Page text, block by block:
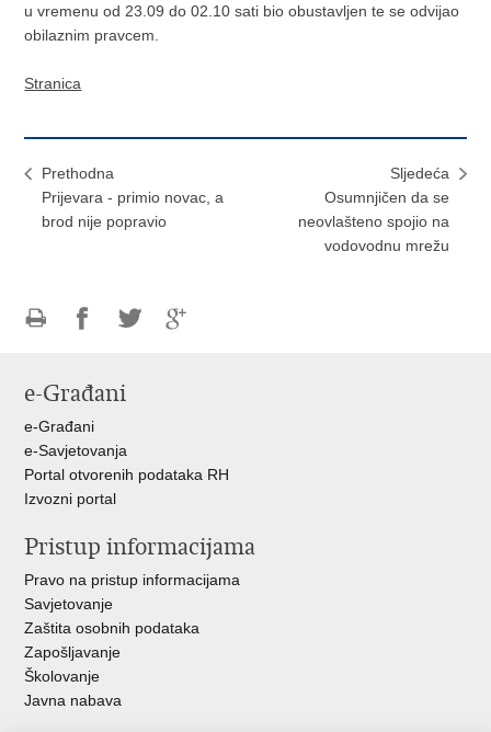
u vremenu od 23.09 do 02.10 sati bio obustavljen te se odvijao
obilaznim pravcem.
Stranica
Prethodna
Prijevara - primio novac, a
brod nije popravio
Sljedeća
Osumnjičen da se
neovlašteno spojio na
vodovodnu mrežu
FacebookuTwitteru
e-Građani
e-Građani
e-Savjetovanja
Portal otvorenih podataka RH
Izvozni portal
Pristup informacijama
Pravo na pristup informacijama
Savjetovanje
Zaštita osobnih podataka
Zapošljavanje
Školovanje
Javna nabava